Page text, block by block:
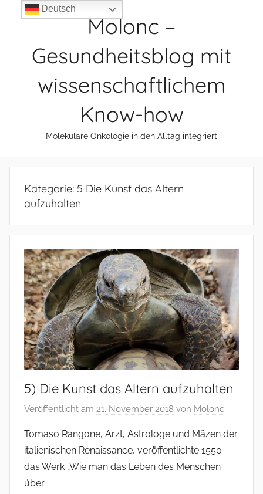
Molonc –
Gesundheitsblog mit
wissenschaftlichem
Know-how
Molekulare Onkologie in den Alltag integriert
Kategorie: 5 Die Kunst das Altern
aufzuhalten
5) Die Kunst das Altern aufzuhalten
Veröffentlicht am 21. November 2018 von Molonc
Tomaso Rangone, Arzt, Astrologe und Mäzen der
italienischen Renaissance, veröffentlichte 1550
das Werk „Wie man das Leben des Menschen
über
Deutsch